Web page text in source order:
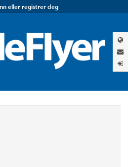
eller registrer deg